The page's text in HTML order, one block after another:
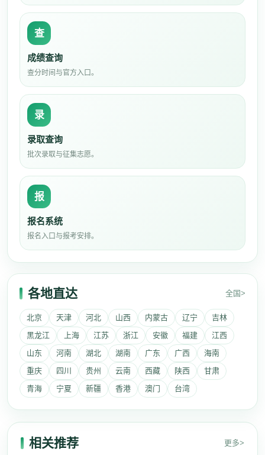
查
成绩查询
查分时间与官方入口。
录
录取查询
批次录取与征集志愿。
报
报名系统
报名入口与报考安排。
各地直达 全国>
北京 天津 河北 山西 内蒙古 辽宁
吉林
黑龙江
上海 江苏 浙江 安徽 福建
江西
山东
河南 湖北 湖南 广东 广西
海南
重庆
四川 贵州 云南 西藏 陕西
甘肃
青海
宁夏 新疆 香港 澳门 台湾
相关推荐 更多>